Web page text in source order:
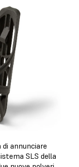
annunciare
SLS della